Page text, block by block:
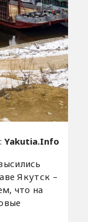
Yakutia.Info
Якутск –
что на